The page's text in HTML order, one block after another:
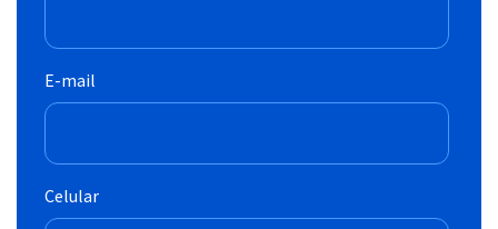
E-mail
Celular